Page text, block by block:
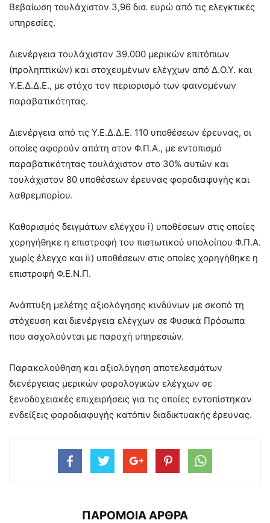
Βεβαίωση τουλάχιστον 3,96 δισ. ευρώ από τις ελεγκτικές
υπηρεσίες.
Διενέργεια τουλάχιστον 39.000 μερικών επιτόπιων
(προληπτικών) και στοχευμένων ελέγχων από Δ.Ο.Υ. και
Υ.Ε.Δ.Δ.Ε., με στόχο τον περιορισμό των φαινομένων
παραβατικότητας.
Διενέργεια από τις Υ.Ε.Δ.Δ.Ε. 110 υποθέσεων έρευνας, οι
οποίες αφορούν απάτη στον Φ.Π.Α., με εντοπισμό
παραβατικότητας τουλάχιστον στο 30% αυτών και
τουλάχιστον 80 υποθέσεων έρευνας φοροδιαφυγής και
λαθρεμπορίου.
Καθορισμός δειγμάτων ελέγχου i) υποθέσεων στις οποίες
χορηγήθηκε η επιστροφή του πιστωτικού υπολοίπου Φ.Π.Α.
χωρίς έλεγχο και ii) υποθέσεων στις οποίες χορηγήθηκε η
επιστροφή Φ.Ε.Ν.Π.
Ανάπτυξη μελέτης αξιολόγησης κινδύνων με σκοπό τη
στόχευση και διενέργεια ελέγχων σε Φυσικά Πρόσωπα
που ασχολούνται με παροχή υπηρεσιών.
Παρακολούθηση και αξιολόγηση αποτελεσμάτων
διενέργειας μερικών φορολογικών ελέγχων σε
ξενοδοχειακές επιχειρήσεις για τις οποίες εντοπίστηκαν
ενδείξεις φοροδιαφυγής κατόπιν διαδικτυακής έρευνας.
ΠΑΡΟΜΟΙΑ ΑΡΘΡΑ